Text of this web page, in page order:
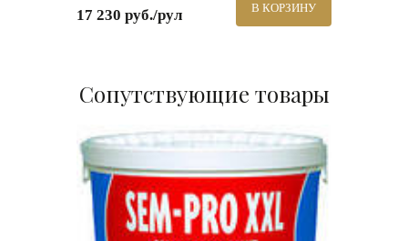
17 230 руб./рул В КОРЗИНУ
Сопутствующие товары